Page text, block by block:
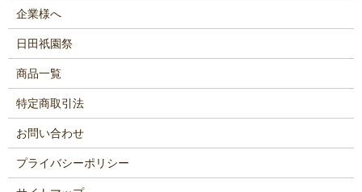
企業様へ
日田祇園祭
商品一覧
特定商取引法
お問い合わせ
プライバシーポリシー